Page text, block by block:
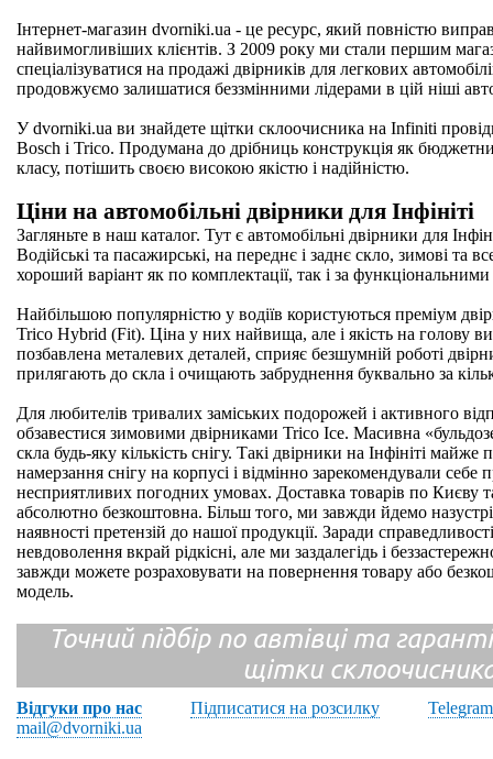
Інтернет-магазин dvorniki.ua - це ресурс, який повністю
найвимогливіших клієнтів. З 2009 року ми стали першим
спеціалізуватися на продажі двірників для легкових
продовжуємо залишатися беззмінними лідерами в цій ніші
У dvorniki.ua ви знайдете щітки склоочисника на Infiniti
Bosch і Trico. Продумана до дрібниць конструкція як
класу, потішить своєю високою якістю і надійністю.
Ціни на автомобільні двірники для Інфініті
Загляньте в наш каталог. Тут є автомобільні двірники для
Водійські та пасажирські, на переднє і заднє скло, зимові та
хороший варіант як по комплектації, так і за
Найбільшою популярністю у водіїв користуються преміум
Trico Hybrid (Fit). Ціна у них найвища, але і якість на голову
позбавлена металевих деталей, сприяє безшумній роботі
прилягають до скла і очищають забруднення буквально за
Для любителів тривалих заміських подорожей і активного
обзавестися зимовими двірниками Trico Ice. Масивна
скла будь-яку кількість снігу. Такі двірники на Інфініті
намерзання снігу на корпусі і відмінно зарекомендували себе
несприятливих погодних умовах. Доставка товарів по Києву
абсолютно безкоштовна. Більш того, ми завжди йдемо
наявності претензій до нашої продукції. Заради
невдоволення вкрай рідкісні, але ми заздалегідь і
завжди можете розраховувати на повернення товару або
модель.
Точний підбір по автівці та
щітки
Відгуки про нас Підписатися на розсилку
Telegram
mail@dvorniki.ua